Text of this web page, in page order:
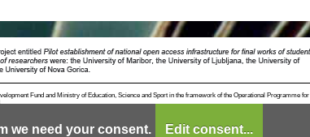
we need your consent. Edit consent...
Fund and Ministry of Education, Science and Sport in the framework of the Operational Programme for